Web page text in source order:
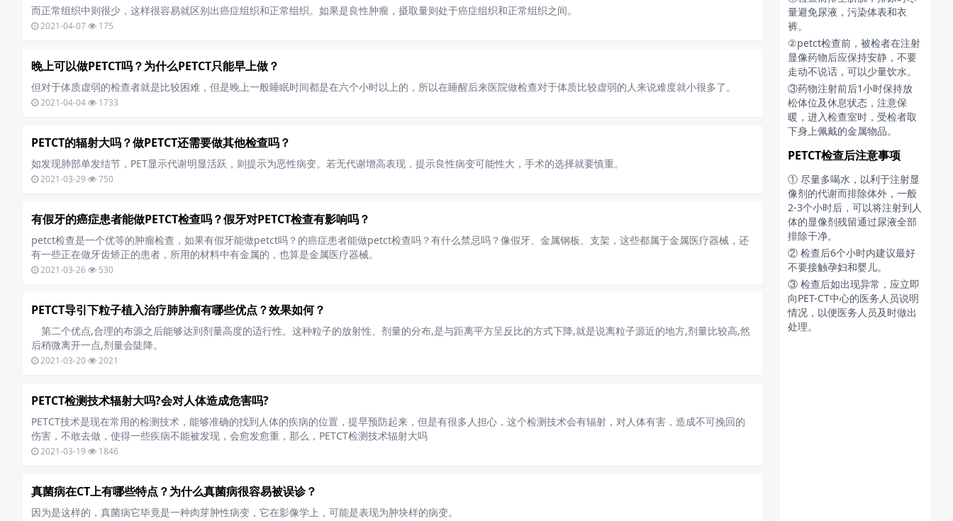
而正常组织中则很少，这样很容易就区别出癌症组织和正常组织。如果是良性肿瘤，摄取量则处于癌症组织和正常组织之间。
2021-04-07 175
晚上可以做PETCT吗？为什么PETCT只能早上做？
但对于体质虚弱的检查者就是比较困难，但是晚上一般睡眠时间都是在六个小时以上的，所以在睡醒后来医院做检查对于体质比较虚弱的人来说难度就小很多了。
2021-04-04 1733
PETCT的辐射大吗？做PETCT还需要做其他检查吗？
如发现肺部单发结节，PET显示代谢明显活跃，则提示为恶性病变。若无代谢增高表现，提示良性病变可能性大，手术的选择就要慎重。
2021-03-29 750
有假牙的癌症患者能做PETCT检查吗？假牙对PETCT检查有影响吗？
petct检查是一个优等的肿瘤检查，如果有假牙能做petct吗？的癌症患者能做petct检查吗？有什么禁忌吗？像假牙、金属钢板、支架，这些都属于金属医疗器械，还
有一些正在做牙齿矫正的患者，所用的材料中有金属的，也算是金属医疗器械。
2021-03-26 530
PETCT导引下粒子植入治疗肺肿瘤有哪些优点？效果如何？
第二个优点,合理的布源之后能够达到剂量高度的适行性。这种粒子的放射性、剂量的分布,是与距离平方呈反比的方式下降,就是说离粒子源近的地方,剂量比较高,然
后稍微离开一点,剂量会陡降。
2021-03-20 2021
PETCT检测技术辐射大吗?会对人体造成危害吗?
PETCT技术是现在常用的检测技术，能够准确的找到人体的疾病的位置，提早预防起来，但是有很多人担心，这个检测技术会有辐射，对人体有害，造成不可挽回的
伤害，不敢去做，使得一些疾病不能被发现，会愈发愈重，那么，PETCT检测技术辐射大吗
2021-03-19 1846
真菌病在CT上有哪些特点？为什么真菌病很容易被误诊？
因为是这样的，真菌病它毕竟是一种肉芽肿性病变，它在影像学上，可能是表现为肿块样的病变。
量避免尿液，污染体表和衣
裤。
②petct检查前，被检者在注射
显像药物后应保持安静，不要
走动不说话，可以少量饮水。
③药物注射前后1小时保持放
松体位及休息状态，注意保
暖，进入检查室时，受检者取
下身上佩戴的金属物品。
PETCT检查后注意事项
① 尽量多喝水，以利于注射显
像剂的代谢而排除体外，一般
2-3个小时后，可以将注射到人
体的显像剂残留通过尿液全部
排除干净。
② 检查后6个小时内建议最好
不要接触孕妇和婴儿。
③ 检查后如出现异常，应立即
向PET-CT中心的医务人员说明
情况，以便医务人员及时做出
处理。